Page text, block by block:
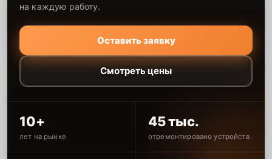
на каждую работу.
Оставить заявку
Смотреть цены
10+
лет на рынке
45 тыс.
отремонтировано устройств